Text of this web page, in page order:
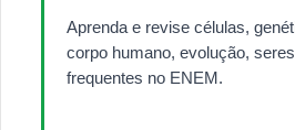
Aprenda e revise células,
corpo humano, evolução,
frequentes no ENEM.